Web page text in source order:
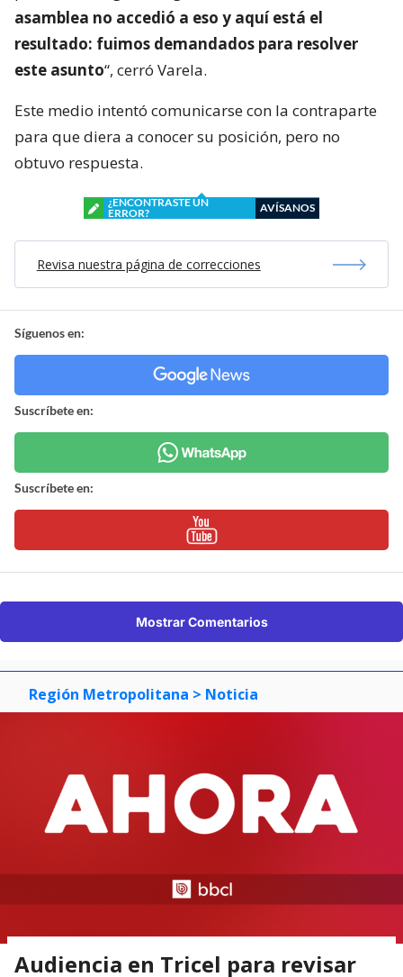
asamblea no accedió a eso y aquí está el
resultado: fuimos demandados para resolver
este asunto“, cerró Varela.
Este medio intentó comunicarse con la contraparte
para que diera a conocer su posición, pero no
obtuvo respuesta.
¿ENCONTRASTE UN
ERROR?
AVÍSANOS
Revisa nuestra página de correcciones
Síguenos en:
Suscríbete en:
Suscríbete en:
Mostrar Comentarios
Región Metropolitana > Noticia
Audiencia en Tricel para revisar